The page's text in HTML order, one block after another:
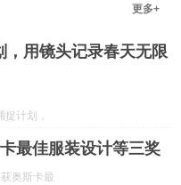
更多+
用镜头记录春天无限
计划，
...
最佳服装设计等三奖
奥斯卡最